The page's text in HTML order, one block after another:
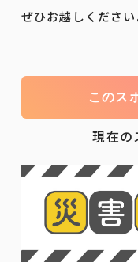
ぜひお越しください
このス
現在の